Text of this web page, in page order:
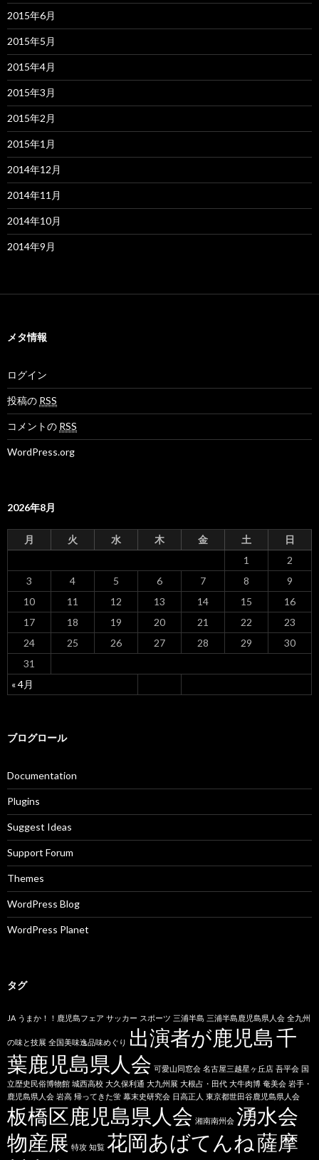
2015年6月
2015年5月
2015年4月
2015年3月
2015年2月
2015年1月
2014年12月
2014年11月
2014年10月
2014年9月
メタ情報
ログイン
投稿の RSS
コメントの RSS
WordPress.org
2026年8月
月 火 水 木 金 土 日
« 4月
1
2
3
4 5 6 7 8
9
10
11 12 13 14 15
16
17
18 19 20 21 22
23
24
25 26 27 28 29
30
31
ブログロール
Documentation
Plugins
Suggest Ideas
Support Forum
Themes
WordPress Blog
WordPress Planet
タグ
JA うまか！！鹿児島フェア サッカー スポーツ 三浦半島 三浦半島鹿児島県人会 全九州
の味と技展 全国美味逸品味めぐり 出演者が鹿児島千
葉鹿児島県人会 可愛山同窓会 名古屋三越星ヶ丘店 吾平会 国
立歴史民俗博物館 城西高校 大久保利通 大九州展 大根占・田代 大牛肉博 奄美会 岩手・
鹿児島県人会 岩高 帰ってきた蛍 幕末史研究会 日高正人 東京都世田谷鹿児島県人会
板橋区鹿児島県人会 湘南南州会 湧水会
物産展 特攻 知覧 花岡あばてんね薩摩